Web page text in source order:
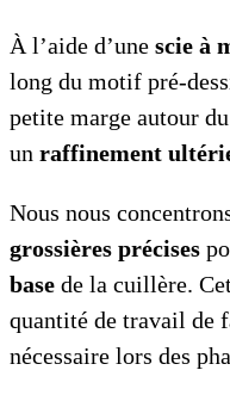
À l’aide d’une scie à
long du motif pré-
petite marge autour
un raffinement
Nous nous
grossières précises
base de la cuillère.
quantité de travail de
nécessaire lors des